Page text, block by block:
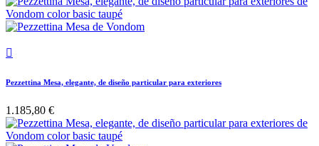

Pezzettina Mesa, elegante, de diseño particular para exteriores
1.185,80 €